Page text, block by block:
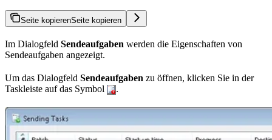
Seite kopierenSeite kopieren
Im Dialogfeld Sendeaufgaben werden die Eigenschaften von
Sendeaufgaben angezeigt.
Um das Dialogfeld Sendeaufgaben zu öffnen, klicken Sie in der
Taskleiste auf das Symbol
.